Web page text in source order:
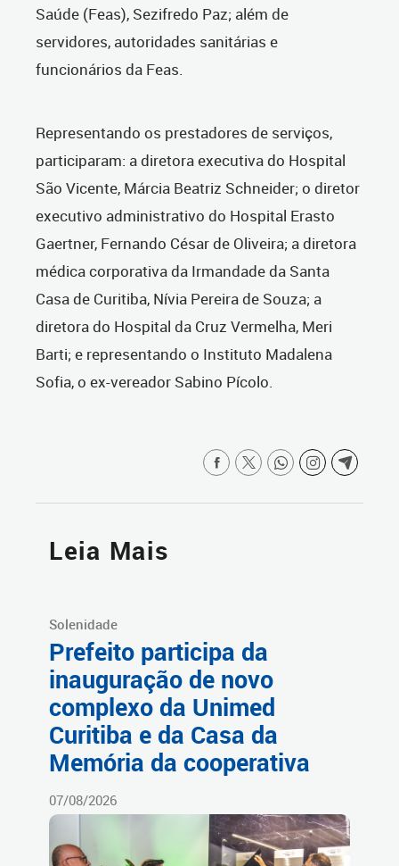
Saúde (Feas), Sezifredo Paz; além de
servidores, autoridades sanitárias e
funcionários da Feas.
Representando os prestadores de serviços,
participaram: a diretora executiva do Hospital
São Vicente, Márcia Beatriz Schneider; o diretor
executivo administrativo do Hospital Erasto
Gaertner, Fernando César de Oliveira; a diretora
médica corporativa da Irmandade da Santa
Casa de Curitiba, Nívia Pereira de Souza; a
diretora do Hospital da Cruz Vermelha, Meri
Barti; e representando o Instituto Madalena
Sofia, o ex-vereador Sabino Pícolo.
Leia Mais
Solenidade
Prefeito participa da
inauguração de novo
complexo da Unimed
Curitiba e da Casa da
Memória da cooperativa
07/08/2026